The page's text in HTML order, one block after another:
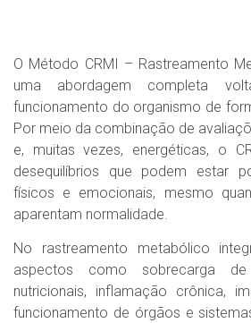
O Método CRMI – Rastreamento
uma abordagem completa
funcionamento do organismo de
Por meio da combinação de
e, muitas vezes, energéticas, o
desequilíbrios que podem estar
físicos e emocionais, mesmo
aparentam normalidade.
No rastreamento metabólico
aspectos como sobrecarga de
nutricionais, inflamação crônica,
funcionamento de órgãos e